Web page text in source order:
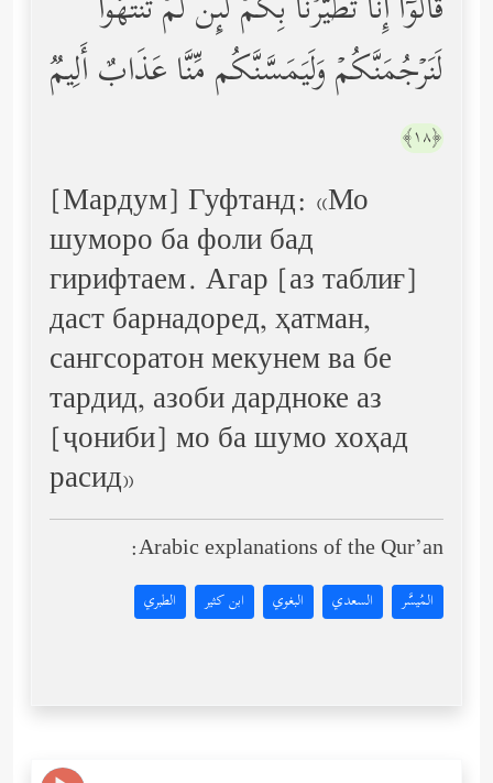
قَالُوۤاْ إِنَّا تَطَیَّرۡنَا بِكُمۡۖ لَىِٕن لَّمۡ تَنتَهُواْ
لَنَرۡجُمَنَّكُمۡ وَلَیَمَسَّنَّكُم مِّنَّا عَذَابٌ أَلِیمࣱ
﴿١٨﴾
[Мардум] Гуфтанд: «Мо
шуморо ба фоли бад
гирифтаем. Агар [аз таблиғ]
даст барнадоред, ҳатман,
сангсоратон мекунем ва бе
тардид, азоби дардноке аз
[ҷониби] мо ба шумо хоҳад
расид»
Arabic explanations of the Qur’an:
المُيسَّر السعدي البغوي ابن كثير الطبري